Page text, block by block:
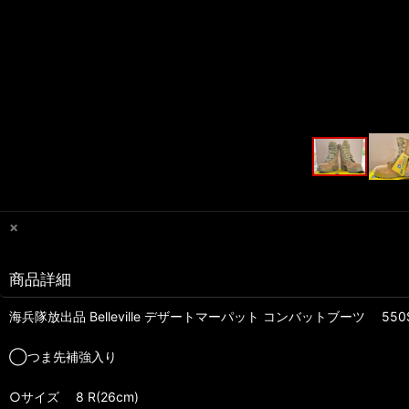
×
商品詳細
海兵隊放出品 Belleville デザートマーパット コンバットブーツ
◯つま先補強入り
○サイズ 8 R(26cm)